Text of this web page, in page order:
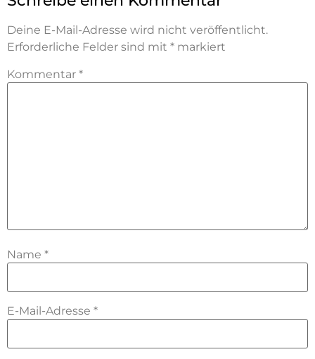
Deine E-Mail-Adresse wird nicht veröffentlicht.
Erforderliche Felder sind mit * markiert
Kommentar *
Name *
E-Mail-Adresse *